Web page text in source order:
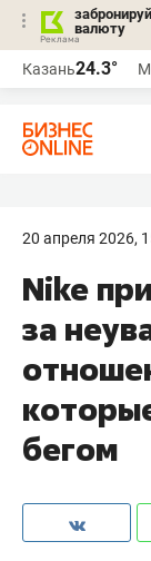
забронируй
валюту
Казань24.3°
20 апреля 2026,
Nike
за
бегом